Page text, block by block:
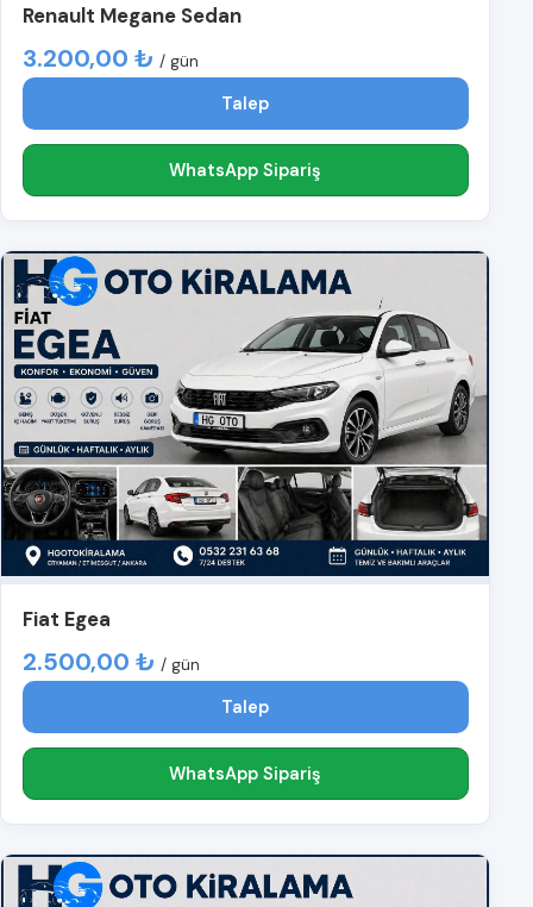
Renault Megane Sedan
3.200,00 ₺ / gün
Talep
WhatsApp Sipariş
Fiat Egea
2.500,00 ₺ / gün
Talep
WhatsApp Sipariş